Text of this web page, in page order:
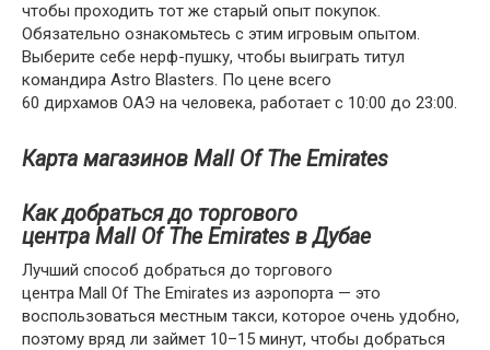
чтобы проходить тот же старый опыт покупок.
Обязательно ознакомьтесь с этим игровым опытом.
Выберите себе нерф-пушку, чтобы выиграть титул
командира Astro Blasters. По цене всего
60 дирхамов ОАЭ на человека, работает с 10:00 до 23:00.
Карта магазинов Mall Of The Emirates
Как добраться до торгового
центра Mall Of The Emirates в Дубае
Лучший способ добраться до торгового
центра Mall Of The Emirates из аэропорта — это
воспользоваться местным такси, которое очень удобно,
поэтому вряд ли займет 10–15 минут, чтобы добраться